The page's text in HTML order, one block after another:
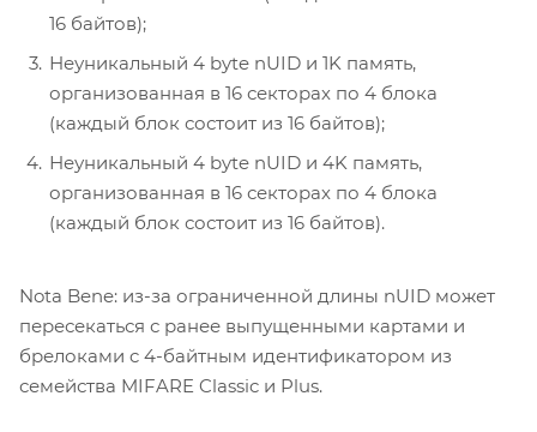
16 байтов);
Неуникальный 4 byte nUID и 1K память,
организованная в 16 секторах по 4 блока
(каждый блок состоит из 16 байтов);
Неуникальный 4 byte nUID и 4K память,
организованная в 16 секторах по 4 блока
(каждый блок состоит из 16 байтов).
Nota Bene: из-за ограниченной длины nUID может
пересекаться с ранее выпущенными картами и
брелоками c 4-байтным идентификатором из
семейства MIFARE Classic и Plus.